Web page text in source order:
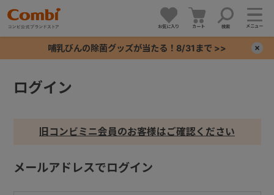
お気に入り カート 検索 メニュー
哺乳びんの除菌グッズが当たる！8/31まで >>
ログイン
旧コンビミニ会員のお客様はご確認ください
メールアドレスでログイン